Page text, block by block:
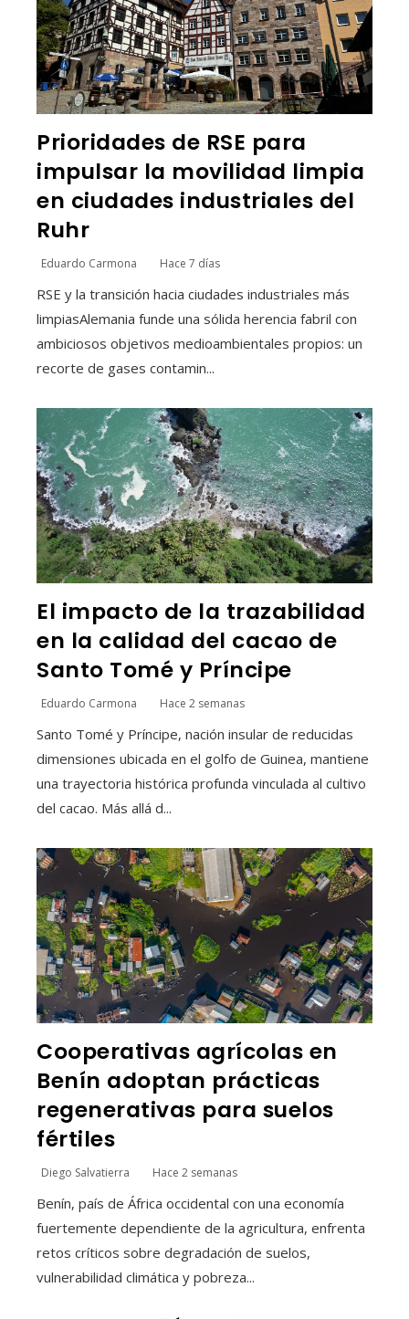
Prioridades de RSE para
impulsar la movilidad limpia
en ciudades industriales del
Ruhr
Eduardo Carmona Hace 7 días
RSE y la transición hacia ciudades industriales más
limpiasAlemania funde una sólida herencia fabril con
ambiciosos objetivos medioambientales propios: un
recorte de gases contamin...
El impacto de la trazabilidad
en la calidad del cacao de
Santo Tomé y Príncipe
Eduardo Carmona Hace 2 semanas
Santo Tomé y Príncipe, nación insular de reducidas
dimensiones ubicada en el golfo de Guinea, mantiene
una trayectoria histórica profunda vinculada al cultivo
del cacao. Más allá d...
Cooperativas agrícolas en
Benín adoptan prácticas
regenerativas para suelos
fértiles
Diego Salvatierra Hace 2 semanas
Benín, país de África occidental con una economía
fuertemente dependiente de la agricultura, enfrenta
retos críticos sobre degradación de suelos,
vulnerabilidad climática y pobreza...